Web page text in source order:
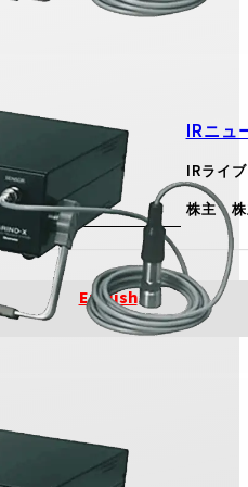
へ
問い合わせ
IRニュ
IRライ
株主・
English